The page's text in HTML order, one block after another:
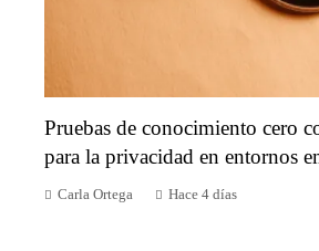
Pruebas de conocimiento cero
para la privacidad en entornos
Carla Ortega Hace 4 días